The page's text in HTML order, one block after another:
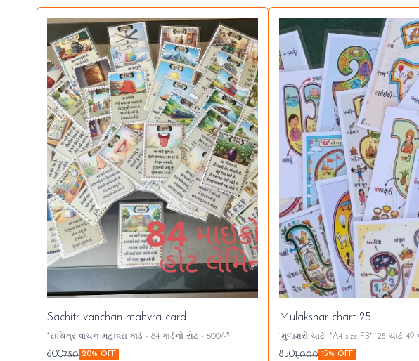
Sachitr vanchan mahvra card
*સચિત્ર વાંચન મહાવરા કાર્ડ - 84 કાર્ડનો સેટ - 600/-₹*
600750 20% OFF
Mulakshar chart 25
`મુળાક્ષરો ચાર્ટ` *A4 size FB* `25 ચાર્ટ 49 પેજ`👇 *250 GSM -
8501,000 15% OFF